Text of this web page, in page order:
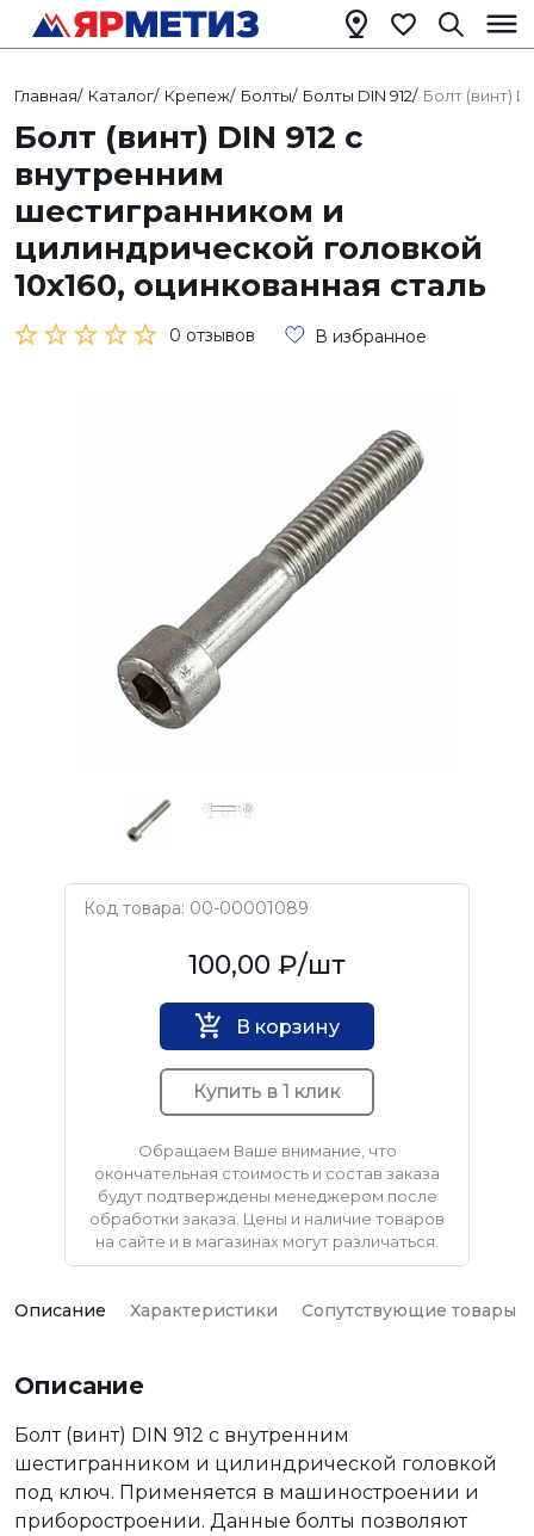
Главная/ Каталог/ Крепеж/ Болты/ Болты DIN 912/ Болт (винт)
Болт (винт) DIN 912 с
внутренним
шестигранником и
цилиндрической головкой
10х160, оцинкованная сталь
0 отзывов В избранное
Код товара: 00-00001089
Нет бренда100,00 ₽/шт
В корзину
Купить в 1 клик
Обращаем Ваше внимание, что
окончательная стоимость и состав заказа
будут подтверждены менеджером после
обработки заказа. Цены и наличие товаров
на сайте и в магазинах могут различаться.
Описание Характеристики Сопутствующие товары
Описание
Болт (винт) DIN 912 с внутренним
шестигранником и цилиндрической головкой
под ключ. Применяется в машиностроении и
приборостроении. Данные болты позволяют